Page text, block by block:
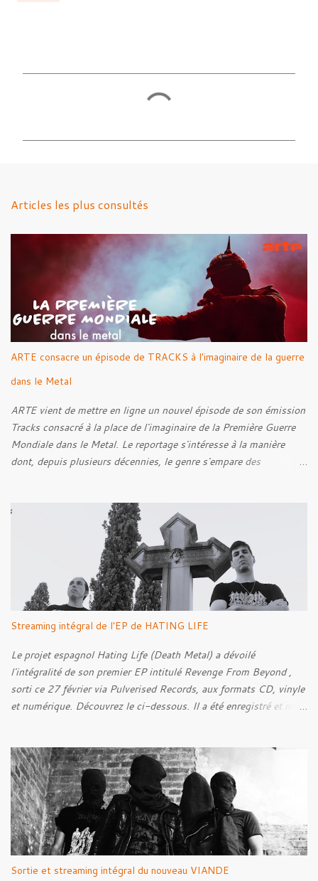
a
s
Articles les plus consultés
ARTE consacre un épisode de TRACKS à l'imaginaire de la guerre
dans le Metal
ARTE vient de mettre en ligne un nouvel épisode de son émission
Tracks consacré à la place de l'imaginaire de la Première Guerre
Mondiale dans le Metal. Le reportage s'intéresse à la manière
dont, depuis plusieurs décennies, le genre s'empare des
cette réflexion, Tracks est allé à la rencontre de Noise (
Kanonenfieber ) et de Dmytro Kumar ( 1914 ), qui reviennent sur
leur intérêt pour la Première Guerre mondiale. Le documentaire
donne également la parole au producteur Kristian "Kohle"
Kohlmannslehner, collaborateur de 1914 , ainsi qu'à l'historien
Ralf Raths, directeur du Musée allemand des blindés de Munster,
afin d'interroger plus largement la place des images de guerre
dans l'esthétique et l'imaginaire du Metal. Le reportage est à
découvrir ci-dessous :
Streaming intégral de l'EP de HATING LIFE
Le projet espagnol Hating Life (Death Metal) a dévoilé
l'intégralité de son premier EP intitulé Revenge From Beyond ,
sorti ce 27 février via Pulverised Records, aux formats CD, vinyle
et numérique. Découvrez le ci-dessous. Il a été enregistré et mixé
Rebellion Against The Vile 05. Revenge From Beyond 06. The
Sense Of Fear
Sortie et streaming intégral du nouveau VIANDE